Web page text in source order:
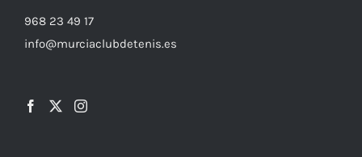
968 23 49 17
info@murciaclubdetenis.es